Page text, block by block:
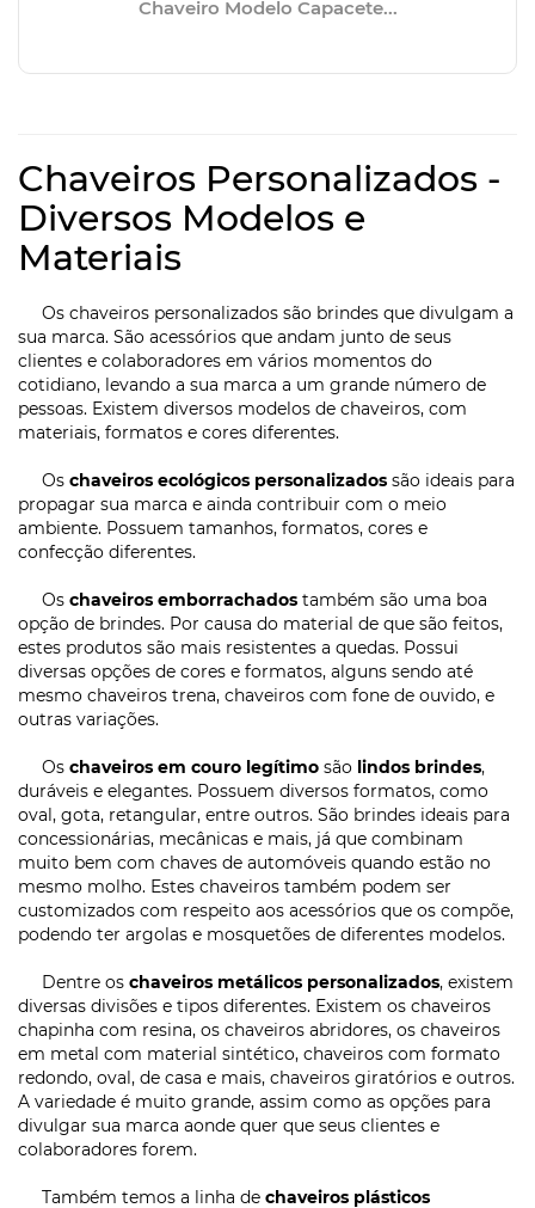
Chaveiro Modelo Capacete...
Chaveiros Personalizados -
Diversos Modelos e
Materiais
Os chaveiros personalizados são brindes que divulgam a
sua marca. São acessórios que andam junto de seus
clientes e colaboradores em vários momentos do
cotidiano, levando a sua marca a um grande número de
pessoas. Existem diversos modelos de chaveiros, com
materiais, formatos e cores diferentes.
Os chaveiros ecológicos personalizados são ideais para
propagar sua marca e ainda contribuir com o meio
ambiente. Possuem tamanhos, formatos, cores e
confecção diferentes.
Os chaveiros emborrachados também são uma boa
opção de brindes. Por causa do material de que são feitos,
estes produtos são mais resistentes a quedas. Possui
diversas opções de cores e formatos, alguns sendo até
mesmo chaveiros trena, chaveiros com fone de ouvido, e
outras variações.
Os chaveiros em couro legítimo são lindos brindes,
duráveis e elegantes. Possuem diversos formatos, como
oval, gota, retangular, entre outros. São brindes ideais para
concessionárias, mecânicas e mais, já que combinam
muito bem com chaves de automóveis quando estão no
mesmo molho. Estes chaveiros também podem ser
customizados com respeito aos acessórios que os compõe,
podendo ter argolas e mosquetões de diferentes modelos.
Dentre os chaveiros metálicos personalizados, existem
diversas divisões e tipos diferentes. Existem os chaveiros
chapinha com resina, os chaveiros abridores, os chaveiros
em metal com material sintético, chaveiros com formato
redondo, oval, de casa e mais, chaveiros giratórios e outros.
A variedade é muito grande, assim como as opções para
divulgar sua marca aonde quer que seus clientes e
colaboradores forem.
Também temos a linha de chaveiros plásticos